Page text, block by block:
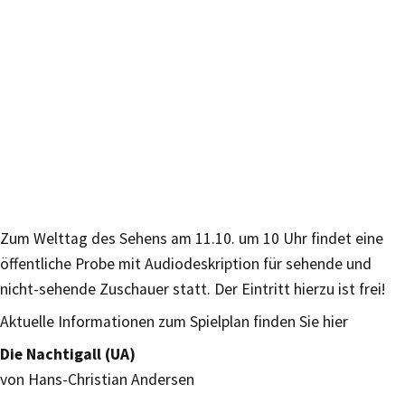
Zum Welttag des Sehens am 11.10. um 10 Uhr findet eine
öffentliche Probe mit Audiodeskription für sehende und
nicht-sehende Zuschauer statt. Der Eintritt hierzu ist frei!
Aktuelle Informationen zum Spielplan finden Sie hier
Die Nachtigall (UA)
von Hans-Christian Andersen